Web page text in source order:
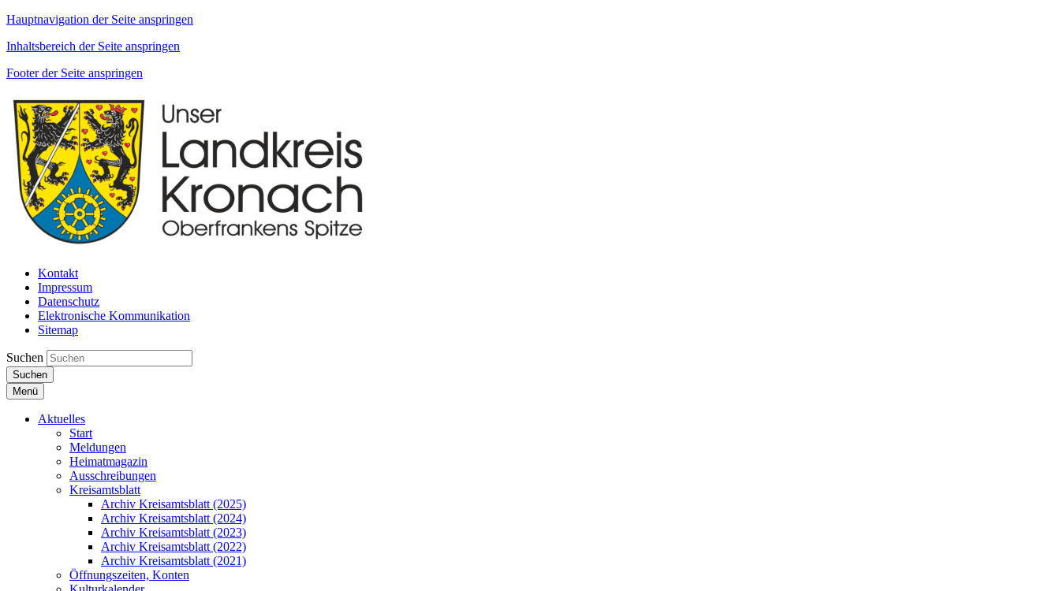
Hauptnavigation der Seite anspringen
Inhaltsbereich der Seite anspringen
Footer der Seite anspringen
Kontakt
Impressum
Datenschutz
Elektronische Kommunikation
Sitemap
Suchen
Suchen
Menü
Aktuelles
Start
Meldungen
Heimatmagazin
Ausschreibungen
Kreisamtsblatt
Archiv Kreisamtsblatt (2025)
Archiv Kreisamtsblatt (2024)
Archiv Kreisamtsblatt (2023)
Archiv Kreisamtsblatt (2022)
Archiv Kreisamtsblatt (2021)
Öffnungszeiten, Konten